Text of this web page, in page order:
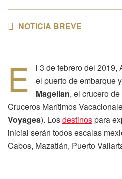
NOTICIA BREVE
E
l 3 de febrero del 2019,
el puerto de embarque
Magellan, el crucero
Cruceros Marítimos
Voyages). Losdestinospara
inicial serán todos escalas
Cabos, Mazatlán, Puerto